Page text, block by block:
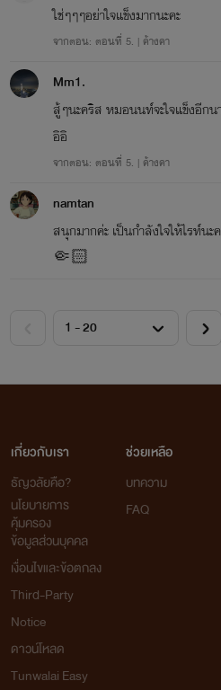
ใช่ๆๆๆอย่าใจแข็งมากนะคะ
จากตอน: ตอนที่ 5. | ค้างคา
Mm1.
สู้ๆนะคริส หมอนนท์จะใจแข็งอีก
อิอิ
จากตอน: ตอนที่ 5. | ค้างคา
namtan
สนุกมากค่ะ เป็นกำลังใจให้ไรท์นะ
🤏🏻
เกี่ยวกับเรา
ธัญวลัยคือ?
นโยบายการ
คุ้มครอง
ข้อมูลส่วนบุคคล
เงื่อนไขและข้อตกลง
Third-Party
Notice
ดาวน์โหลด
Tunwalai Easy
ช่วยเหลือ
บทความ
FAQ